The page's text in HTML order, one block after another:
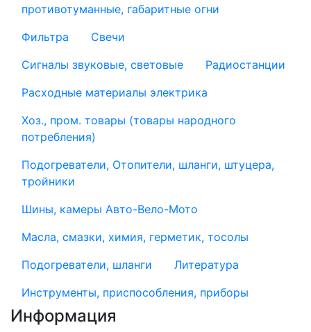
противотуманные, габаритные огни
Фильтра
Свечи
Сигналы звуковые, световые
Радиостанции
Расходные материалы электрика
Хоз., пром. товары (товары народного
потребления)
Подогреватели, Отопители, шланги, штуцера,
тройники
Шины, камеры Авто-Вело-Мото
Масла, смазки, химия, герметик, тосолы
Подогреватели, шланги
Литература
Инструменты, приспособления, приборы
Информация